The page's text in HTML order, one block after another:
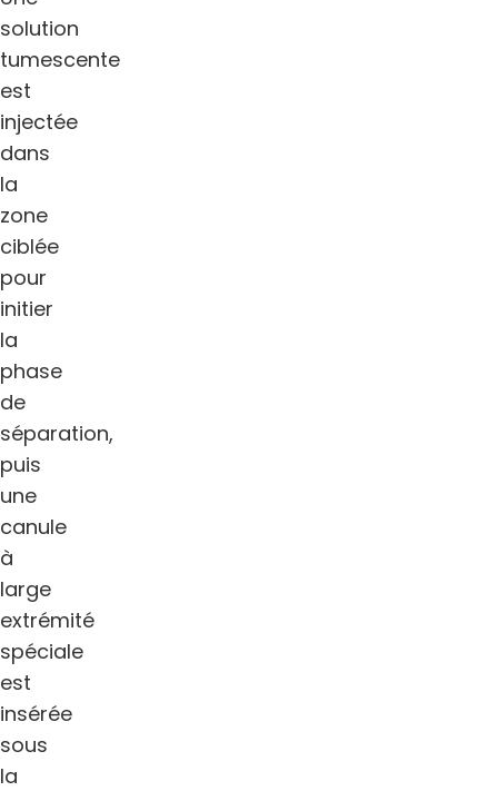
solution
tumescente
est
injectée
dans
la
zone
ciblée
pour
initier
la
phase
de
séparation,
puis
une
canule
à
large
extrémité
spéciale
est
insérée
sous
la